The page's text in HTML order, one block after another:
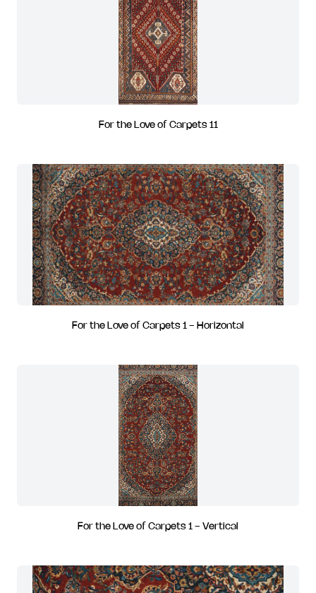
For the Love of Carpets 11
For the Love of Carpets 1 - Horizontal
For the Love of Carpets 1 - Vertical